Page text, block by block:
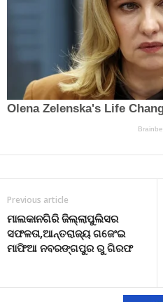
Previous article
ମାଲକାନଗିରି ଜିଲ୍ଲାପୁଲିସର
ସଫଳତା,ଆନ୍ତରାଜ୍ୟ ଗଜେଂଇ
ମାଫିଆ ନବରଙ୍ଗପୁର ରୁ ଗିରଫ